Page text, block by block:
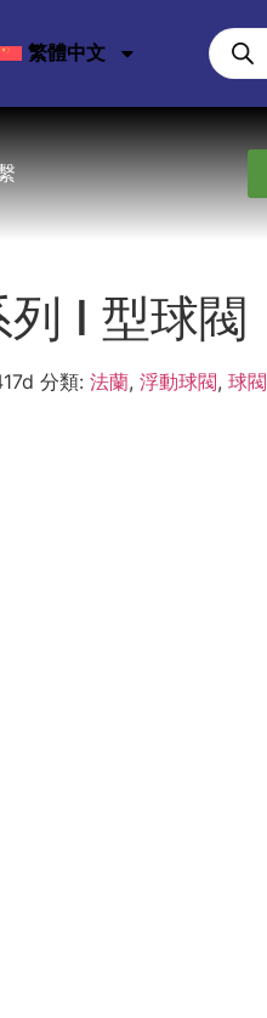
繁體中文
I 型球閥
分類: 法蘭, 浮動球閥, 球閥